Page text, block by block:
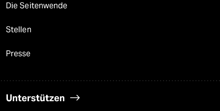
Die Seitenwende
Stellen
Presse
Unterstützen